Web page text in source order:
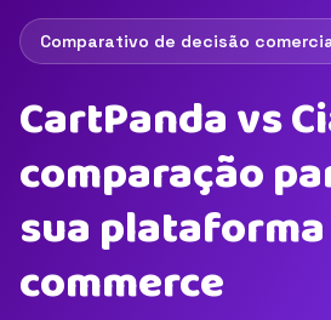
Comparativo de decisão
CartPanda vs
comparação
sua
commerce